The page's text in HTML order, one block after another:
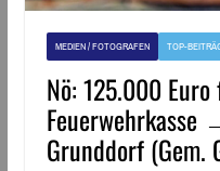
MEDIEN / FOTOGRAFEN TOP-
Nö: 125.000
Grunddorf (Gem.